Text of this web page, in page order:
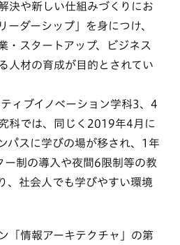
決や新しい仕組みづくりにお
ーダーシップ」を身につけ、
・スタートアップ、ビジネス
人材の育成が目的とされてい
ィブイノベーション学科3、4
科では、同じく2019年4月に
パスに学びの場が移され、1年
ー制の導入や夜間6限制等の教
、社会人でも学びやすい環境
「情報アーキテクチャ」の第